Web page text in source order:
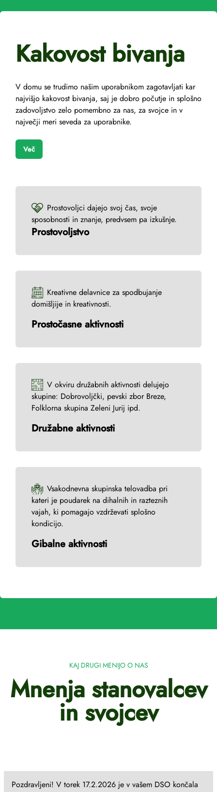
Kakovost bivanja
V domu se trudimo našim uporabnikom zagotavljati kar
najvišjo kakovost bivanja, saj je dobro počutje in splošno
zadovoljstvo zelo pomembno za nas, za svojce in v
največji meri seveda za uporabnike.
Več
Prostovoljci dajejo svoj čas, svoje
sposobnosti in znanje, predvsem pa izkušnje.
Prostovoljstvo
Kreativne delavnice za spodbujanje
domišljije in kreativnosti.
Prostočasne aktivnosti
V okviru družabnih aktivnosti delujejo
skupine: Dobrovoljčki, pevski zbor Breze,
Folklorna skupina Zeleni Jurij ipd.
Družabne aktivnosti
Vsakodnevna skupinska telovadba pri
kateri je poudarek na dihalnih in razteznih
vajah, ki pomagajo vzdrževati splošno
kondicijo.
Gibalne aktivnosti
KAJ DRUGI MENIJO O NAS
Mnenja stanovalcev
in svojcev
Pozdravljeni! V torek 17.2.2026 je v vašem DSO končala